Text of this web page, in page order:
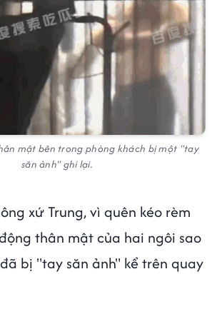
mật bên trong phòng khách bị một "tay
săn ảnh" ghi lại.
xứ Trung, vì quên kéo rèm
thân mật của hai ngôi sao
bị "tay săn ảnh" kể trên quay